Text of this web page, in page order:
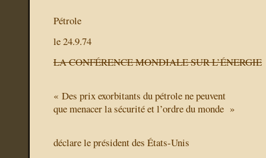
Pétrole
le 24.9.74
LA CONFÉRENCE MONDIALE SUR L’ÉNERGIE
« Des prix exorbitants du pétrole ne peuvent
que menacer la sécurité et l’ordre du monde »
déclare le président des États-Unis